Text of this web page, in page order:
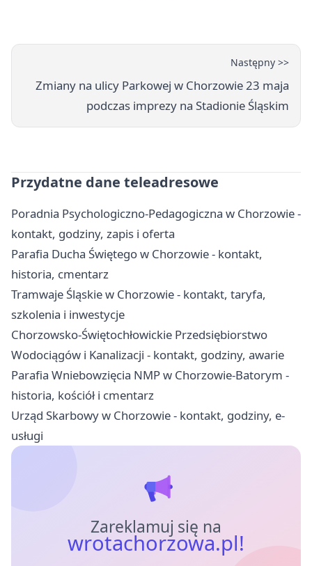
Następny >>
Zmiany na ulicy Parkowej w Chorzowie 23 maja
podczas imprezy na Stadionie Śląskim
Przydatne dane teleadresowe
Poradnia Psychologiczno-Pedagogiczna w Chorzowie -
kontakt, godziny, zapis i oferta
Parafia Ducha Świętego w Chorzowie - kontakt,
historia, cmentarz
Tramwaje Śląskie w Chorzowie - kontakt, taryfa,
szkolenia i inwestycje
Chorzowsko-Świętochłowickie Przedsiębiorstwo
Wodociągów i Kanalizacji - kontakt, godziny, awarie
Parafia Wniebowzięcia NMP w Chorzowie-Batorym -
historia, kościół i cmentarz
Urząd Skarbowy w Chorzowie - kontakt, godziny, e-
usługi
Zareklamuj się na
wrotachorzowa.pl!